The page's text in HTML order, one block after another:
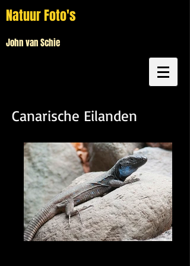
Natuur Foto's
John van Schie
Canarische Eilanden